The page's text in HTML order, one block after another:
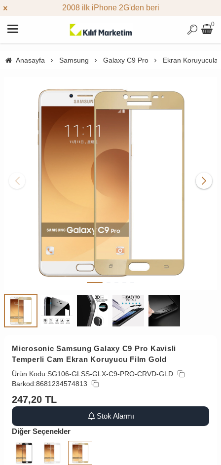
2008 ilk iPhone 2G'den beri
0
Anasayfa Samsung Galaxy C9 Pro Ekran Koruyucular
Microsonic Samsung Galaxy C9 Pro Kavisli
Temperli Cam Ekran Koruyucu Film Gold
Ürün Kodu:SG106-GLSS-GLX-C9-PRO-CRVD-GLD
Barkod:8681234574813
247,20 TL
Stok Alarmı
Diğer Seçenekler